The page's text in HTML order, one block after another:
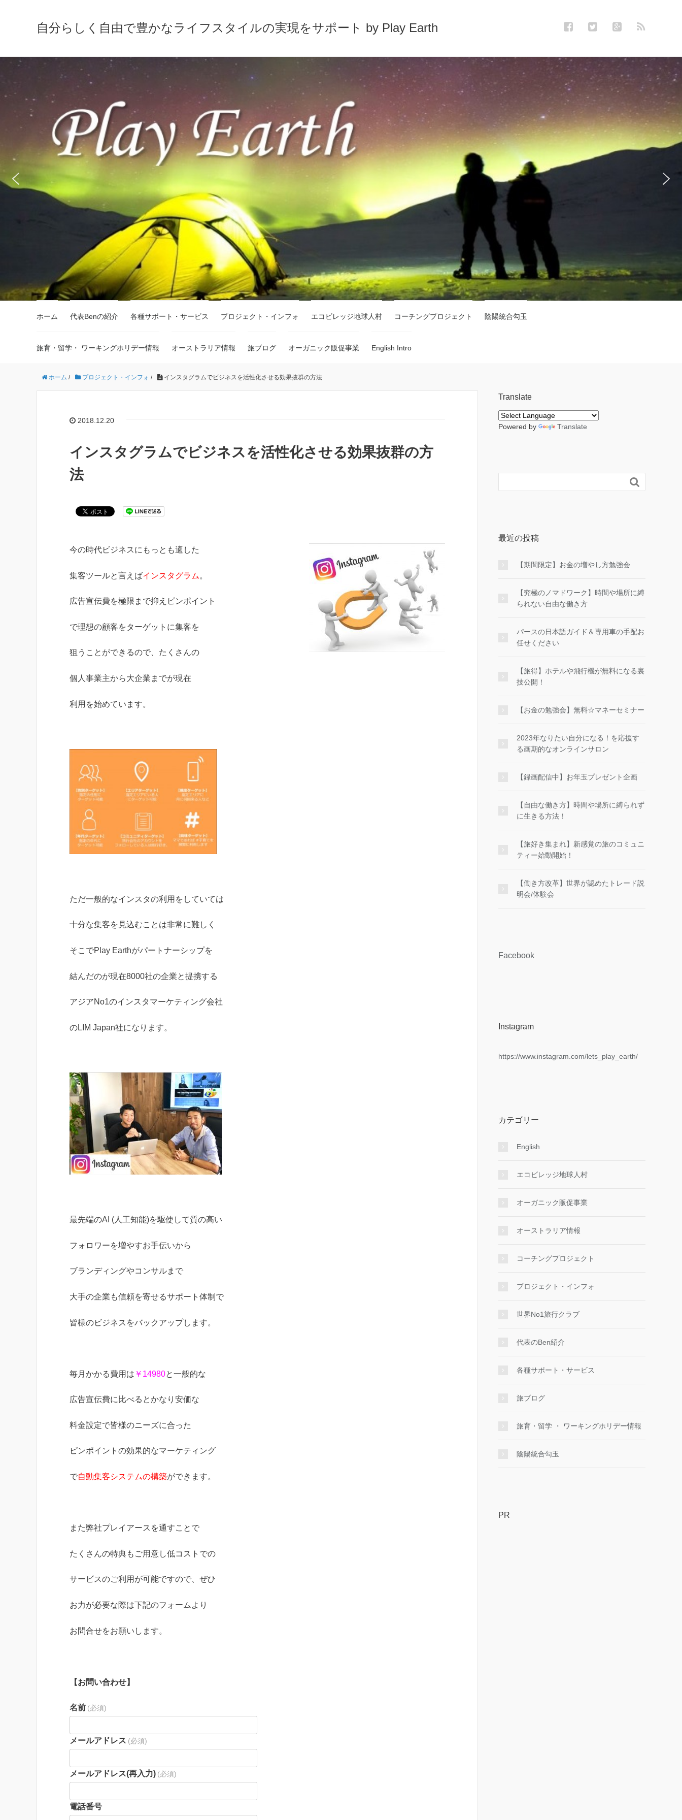
自分らしく自由で豊かなライフスタイルの実現をサポート by Play Earth
ホーム 代表Benの紹介 各種サポート・サービス プロジェクト・インフォ エコビレッジ地球人村 コーチングプロジェクト 陰陽統合勾玉
旅育・留学・ ワーキングホリデー情報 オーストラリア情報 旅ブログ オーガニック販促事業 English Intro
ホーム / プロジェクト・インフォ / インスタグラムでビジネスを活性化させる効果抜群の方法
2018.12.20
インスタグラムでビジネスを活性化させる効果抜群の方
法
今の時代ビジネスにもっとも適した
集客ツールと言えばインスタグラム 。
広告宣伝費を極限まで抑えピンポイント
で理想の顧客をターゲットに集客を
狙うことができるので、たくさんの
個人事業主から大企業までが現在
利用を始めています。
ただ一般的なインスタの利用をしていては
十分な集客を見込むことは非常に難しく
そこでPlay Earthがパートナーシップを
結んだのが現在8000社の企業と提携する
アジアNo1のインスタマーケティング会社
のLIM Japan社になります。
最先端のAI (人工知能)を駆使して質の高い
フォロワーを増やすお手伝いから
ブランディングやコンサルまで
大手の企業も信頼を寄せるサポート体制で
皆様のビジネスをバックアップします。
毎月かかる費用は ￥14980と一般的な
広告宣伝費に比べるとかなり安価な
料金設定で皆様のニーズに合った
ピンポイントの効果的なマーケティング
で自動集客システムの構築ができます。
また弊社プレイアースを通すことで
たくさんの特典もご用意し低コストでの
サービスのご利用が可能ですので、ぜひ
お力が必要な際は下記のフォームより
お問合せをお願いします。
【お問い合わせ】
名前 (必須)
メールアドレス (必須)
メールアドレス(再入力) (必須)
電話番号
Translate
Powered by Translate

最近の投稿
【期間限定】お金の増やし方勉強会
【究極のノマドワーク】時間や場所に縛
られない自由な働き方
パースの日本語ガイド＆専用車の手配お
任せください
【旅得】ホテルや飛行機が無料になる裏
技公開！
【お金の勉強会】無料☆マネーセミナー
2023年なりたい自分になる！を応援す
る画期的なオンラインサロン
【録画配信中】お年玉プレゼント企画
【自由な働き方】時間や場所に縛られず
に生きる方法！
【旅好き集まれ】新感覚の旅のコミュニ
ティー始動開始！
【働き方改革】世界が認めたトレード説
明会/体験会
Facebook
Instagram
https://www.instagram.com/lets_play_earth/
カテゴリー
English
エコビレッジ地球人村
オーガニック販促事業
オーストラリア情報
コーチングプロジェクト
プロジェクト・インフォ
世界No1旅行クラブ
代表のBen紹介
各種サポート・サービス
旅ブログ
旅育・留学 ・ ワーキングホリデー情報
陰陽統合勾玉
PR